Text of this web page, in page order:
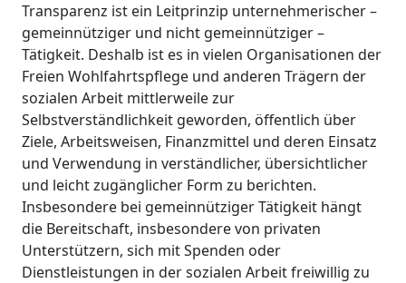
Transparenz ist ein Leitprinzip unternehmerischer –
gemeinnütziger und nicht gemeinnütziger –
Tätigkeit. Deshalb ist es in vielen Organisationen der
Freien Wohlfahrtspflege und anderen Trägern der
sozialen Arbeit mittlerweile zur
Selbstverständlichkeit geworden, öffentlich über
Ziele, Arbeitsweisen, Finanzmittel und deren Einsatz
und Verwendung in verständlicher, übersichtlicher
und leicht zugänglicher Form zu berichten.
Insbesondere bei gemeinnütziger Tätigkeit hängt
die Bereitschaft, insbesondere von privaten
Unterstützern, sich mit Spenden oder
Dienstleistungen in der sozialen Arbeit freiwillig zu